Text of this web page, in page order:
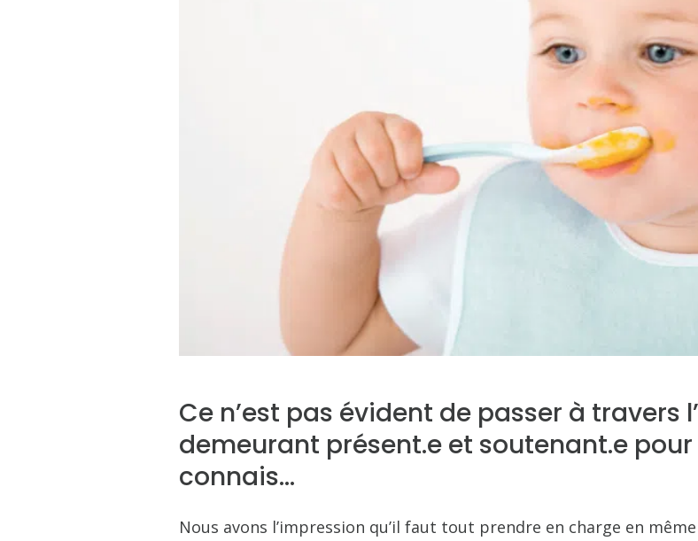
Ce n’est pas évident de passer à travers
demeurant présent.e et soutenant.e pour
connais…
Nous avons l’impression qu’il faut tout prendre en charge en